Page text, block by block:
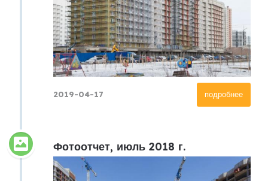
подробнее
2019-04-17
Фотоотчет, июль 2018 г.